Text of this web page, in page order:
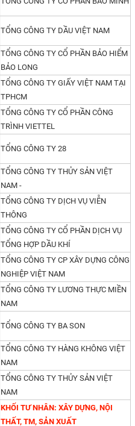
TỔNG CÔNG TY DẦU VIỆT NAM
TỔNG CÔNG TY CỔ PHẦN BẢO HIỂM
BẢO LONG
TỔNG CÔNG TY GIẤY VIỆT NAM TẠI
TPHCM
TỔNG CÔNG TY CỔ PHẦN CÔNG
TRÌNH VIETTEL
TỔNG CÔNG TY 28
TỔNG CÔNG TY THỦY SẢN VIỆT
NAM -
TỔNG CÔNG TY DỊCH VỤ VIỄN
THÔNG
TỔNG CÔNG TY CỔ PHẦN DỊCH VỤ
TỔNG HỢP DẦU KHÍ
TỔNG CÔNG TY CP XÂY DỰNG CÔNG
NGHIỆP VIỆT NAM
TỔNG CÔNG TY LƯƠNG THỰC MIỀN
NAM
TỔNG CÔNG TY BA SON
TỔNG CÔNG TY HÀNG KHÔNG VIỆT
NAM
TỔNG CÔNG TY THỦY SẢN VIỆT
NAM
KHỐI TƯ NHÂN: XÂY DỰNG, NỘI
THẤT, TM, SẢN XUẤT